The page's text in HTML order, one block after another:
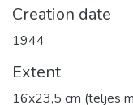
Creation date
1944
Extent
16x23,5 cm (teljes